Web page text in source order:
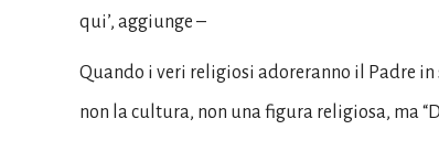
qui’, aggiunge –
Quando i veri religiosi adoreranno il Padre in
non la cultura, non una figura religiosa, ma